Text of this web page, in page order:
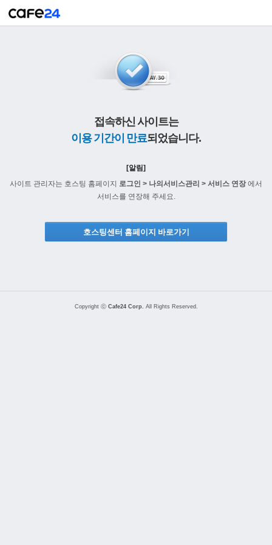
접속하신 사이트는
이용 기간이 만료되었습니다.
[알림]
사이트 관리자는 호스팅 홈페이지 로그인 > 나의서비스관리 > 서비스 연장에서
서비스를 연장해 주세요.
호스팅센터 홈페이지 바로가기
Copyright ⓒ Cafe24 Corp. All Rights Reserved.